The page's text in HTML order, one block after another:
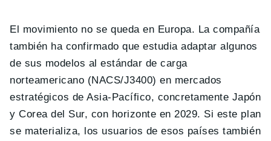
El movimiento no se queda en Europa. La compañía
también ha confirmado que estudia adaptar algunos
de sus modelos al estándar de carga
norteamericano (NACS/J3400) en mercados
estratégicos de Asia-Pacífico, concretamente Japón
y Corea del Sur, con horizonte en 2029. Si este plan
se materializa, los usuarios de esos países también